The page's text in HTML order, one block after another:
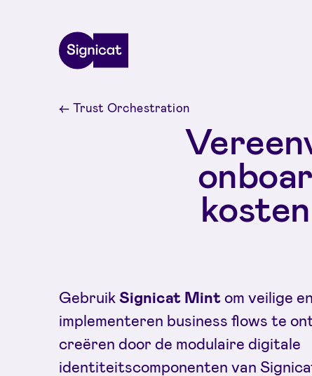
← Trust Orchestration
GebruikSignicat Mintom veilige
implementeren business flows te
creëren door de modulaire digitale
identiteitscomponenten van